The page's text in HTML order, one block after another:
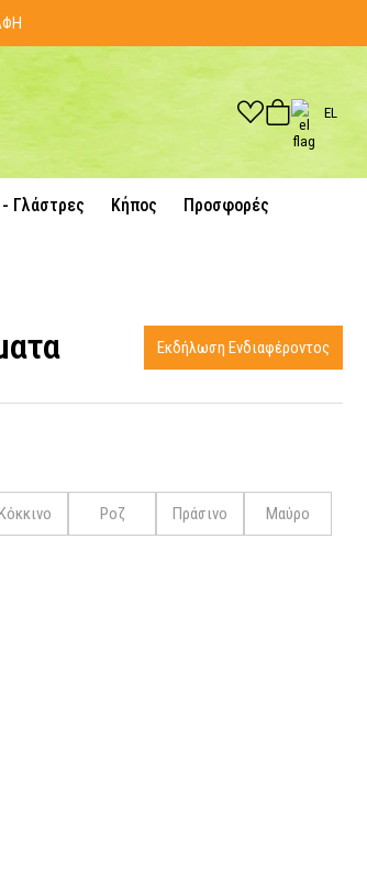
EL
Γλάστρες Κήπος Προσφορές
Ροζ Πράσινο Μαύρο
Εκδήλωση Ενδιαφέροντος